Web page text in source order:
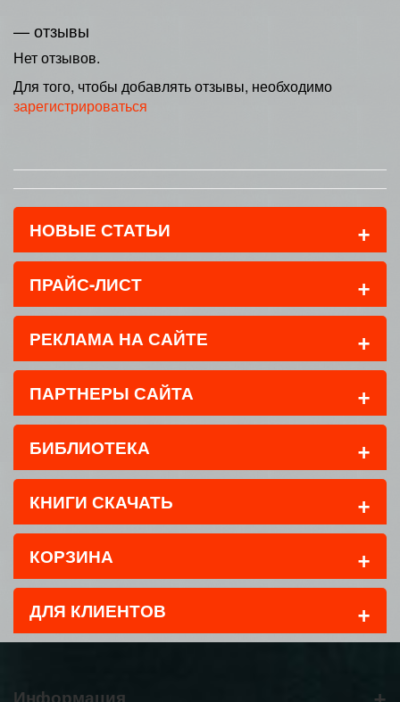
— отзывы
Нет отзывов.
Для того, чтобы добавлять отзывы, необходимо
зарегистрироваться
НОВЫЕ СТАТЬИ +
ПРАЙС-ЛИСТ +
РЕКЛАМА НА САЙТЕ +
ПАРТНЕРЫ САЙТА +
БИБЛИОТЕКА +
КНИГИ СКАЧАТЬ +
КОРЗИНА +
ДЛЯ КЛИЕНТОВ +
Информация